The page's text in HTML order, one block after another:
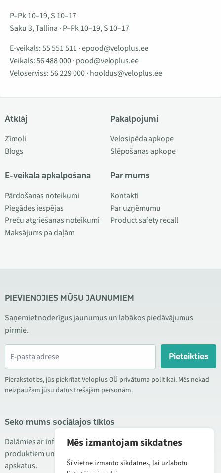
P–Pk 10–19, S 10–17
Saku 3, Tallina · P–Pk 10–19, S 10–17
E-veikals:55 551 511 ·epood@veloplus.ee
Veikals:56 488 000· pood@veloplus.ee
Veloserviss:56 229 000· hooldus@veloplus.ee
Atklāj
Zīmoli
Blogs
E-veikala apkalpošana
Pārdošanas noteikumi
Piegādes iespējas
Preču atgriešanas noteikumi
Maksājums pa daļām
Pakalpojumi
Velosipēda apkope
Slēpošanas apkope
Par mums
Kontakti
Par uzņēmumu
Product safety recall
PIEVIENOJIES MŪSU JAUNUMIEM
Saņemiet noderīgus jaunumus un labākos piedāvājumus
pirmie.
Pieteikties
Pierakstoties, jūs piekrītat Veloplus OÜ privātuma politikai. Mēs nekad
neizpaužam jūsu datus trešajām personām.
Seko mums sociālajos tīklos
Dalāmies ar informāciju par izdevīgām akcijām, jauniem
produktiem un servisu. Reizēm publicējam arī produktu
apskatus.
Mēs izmantojam sīkdatnes
Šī vietne izmanto sīkdatnes, lai uzlabotu